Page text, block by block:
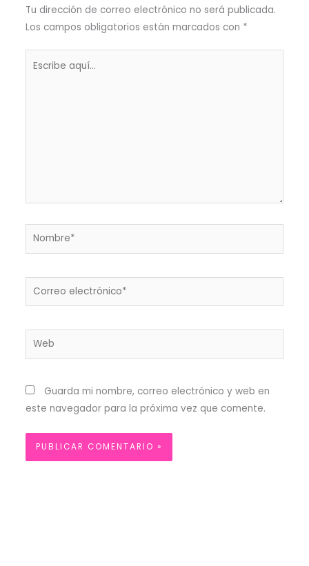
Tu dirección de correo electrónico no será publicada.
Los campos obligatorios están marcados con *
Nombre*
Correo
Web
Guarda mi nombre, correo electrónico y web en
este navegador para la próxima vez que comente.